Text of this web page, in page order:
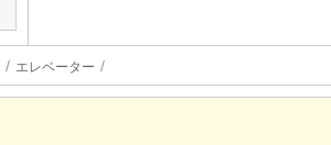
エレベーター